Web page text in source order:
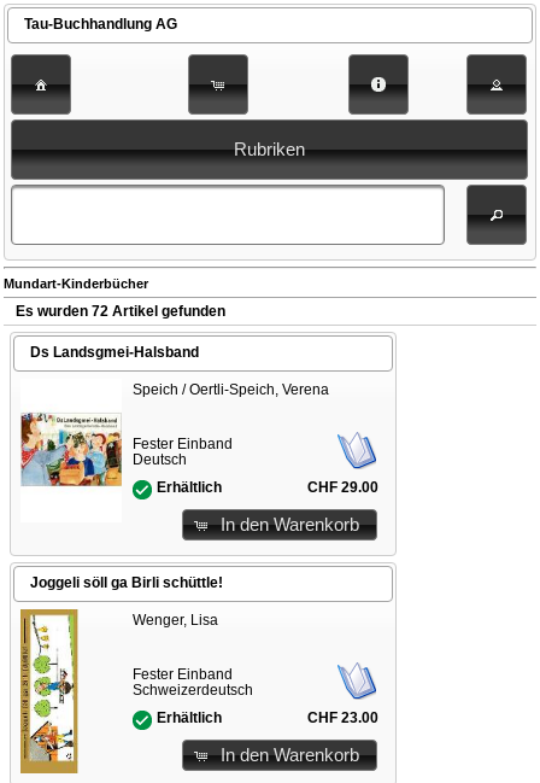
Tau-Buchhandlung AG
Rubriken
Mundart-Kinderbücher
Es wurden 72 Artikel gefunden
Ds Landsgmei-Halsband
Speich / Oertli-Speich, Verena
Fester Einband
Deutsch
Erhältlich
CHF 29.00
In den Warenkorb
Joggeli söll ga Birli schüttle!
Wenger, Lisa
Fester Einband
Schweizerdeutsch
Erhältlich
CHF 23.00
In den Warenkorb